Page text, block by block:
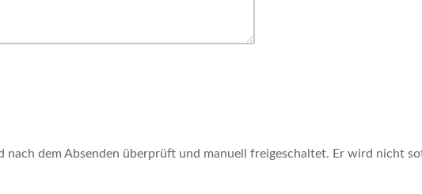
nach dem Absenden überprüft und manuell freigeschaltet. Er wird nicht